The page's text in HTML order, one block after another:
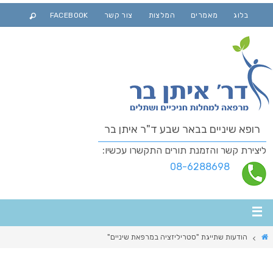
בלוג מאמרים המלצות צור קשר FACEBOOK
רופא שיניים בבאר שבע ד"ר איתן בר
ליצירת קשר והזמנת תורים התקשרו עכשיו:
08-6288698
הודעות שתייגת "סטריליזציה במרפאת שיניים"